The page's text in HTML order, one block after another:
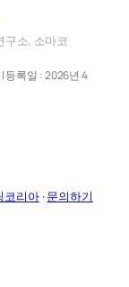
소, 소마코
등록일 : 2026년 4
코리아· 문의하기